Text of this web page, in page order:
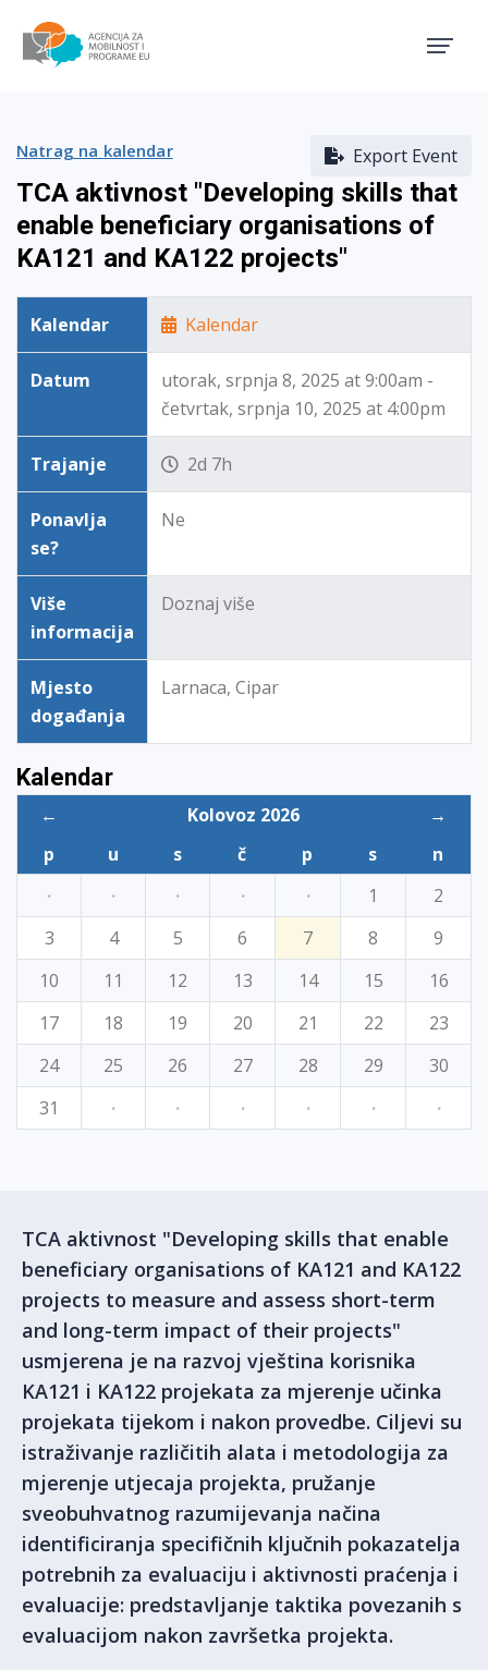
Export Event
Natrag na kalendar
TCA aktivnost "Developing skills that
enable beneficiary organisations of
KA121 and KA122 projects"
Kalendar Kalendar
Datum
utorak, srpnja 8, 2025 at 9:00am -
četvrtak, srpnja 10, 2025 at 4:00pm
Trajanje 2d 7h
Ponavlja
se?
Ne
Više
informacija
Doznaj više
Mjesto
događanja
Larnaca, Cipar
Kalendar
← Kolovoz 2026
→
p
u s č p s
n
·
· · · · 1
2
3
4 5 6 7 8
9
10
11 12 13 14 15
16
17
18 19 20 21 22
23
24
25 26 27 28 29
30
31
· · · · · ·
TCA aktivnost "Developing skills that enable
beneficiary organisations of KA121 and KA122
projects to measure and assess short-term
and long-term impact of their projects"
usmjerena je na razvoj vještina korisnika
KA121 i KA122 projekata za mjerenje učinka
projekata tijekom i nakon provedbe. Ciljevi su
istraživanje različitih alata i metodologija za
mjerenje utjecaja projekta, pružanje
sveobuhvatnog razumijevanja načina
identificiranja specifičnih ključnih pokazatelja
potrebnih za evaluaciju i aktivnosti praćenja i
evaluacije: predstavljanje taktika povezanih s
evaluacijom nakon završetka projekta.